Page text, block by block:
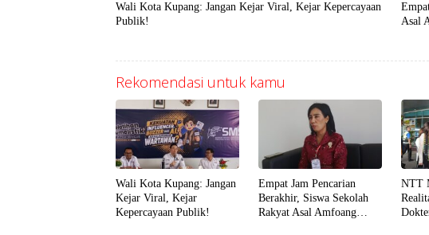
Wali Kota Kupang: Jangan Kejar Viral, Kejar Kepercayaan
Publik!
Asal
Rekomendasi untuk kamu
Wali Kota Kupang: Jangan
Kejar Viral, Kejar
Kepercayaan Publik!
Empat Jam Pencarian
Berakhir, Siswa Sekolah
Rakyat Asal Amfoang
NTT